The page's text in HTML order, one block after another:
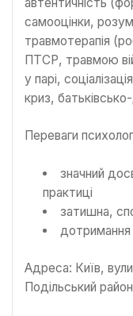
самооцінки,
травмотерапія
ПТСР, травмою
у парі,
криз,
Переваги
значний
практиці
затишна,
дотримання
Адреса: Київ,
Подільський район